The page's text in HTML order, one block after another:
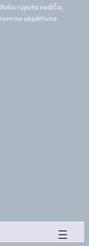
i uputa vodiča.
na objektivne